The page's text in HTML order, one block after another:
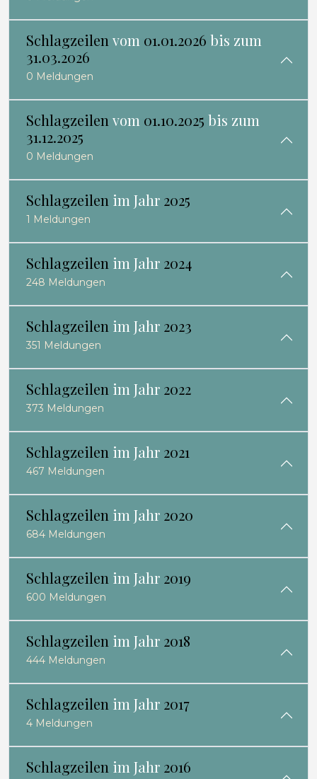
Schlagzeilenvom 01.01.2026 bis zum
31.03.2026
0 Meldungen
Schlagzeilenvom 01.10.2025 bis zum
31.12.2025
0 Meldungen
Schlagzeilen im Jahr 2025
1 Meldungen
Schlagzeilen im Jahr 2024
248 Meldungen
Schlagzeilen im Jahr 2023
351 Meldungen
Schlagzeilen im Jahr 2022
373 Meldungen
Schlagzeilen im Jahr 2021
467 Meldungen
Schlagzeilen im Jahr 2020
684 Meldungen
Schlagzeilen im Jahr 2019
600 Meldungen
Schlagzeilen im Jahr 2018
444 Meldungen
Schlagzeilen im Jahr 2017
4 Meldungen
Schlagzeilen im Jahr 2016